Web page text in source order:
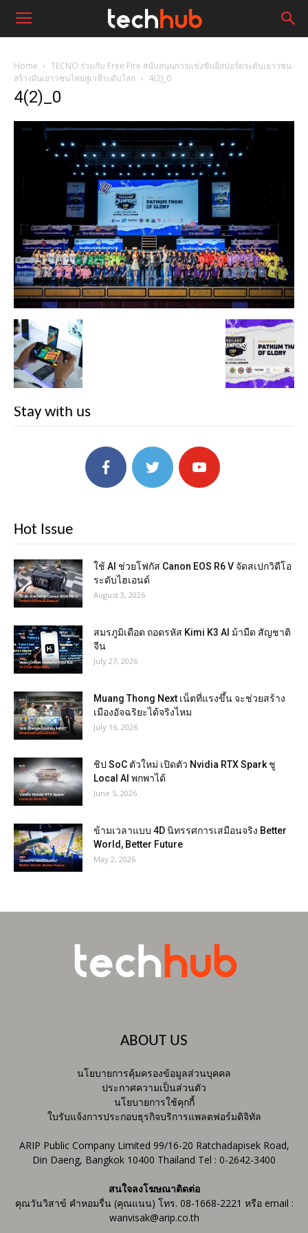
Home
TECNO ร่วมกับ Free Fire สนับสนุนการแข่งขันอีสปอร์ตระดับเยาวชน
สร้างฝันเยาวชนไทยสู่เวทีระดับโลก
4(2)_0
4(2)_0
Stay with us
Hot Issue
ใช้ AI ช่วยโฟกัส Canon EOS R6 V จัดสเปกวิดีโอ
ระดับไฮเอนด์
August 3, 2026
สมรภูมิเดือด ถอดรหัส Kimi K3 AI ม้ามืด สัญชาติ
จีน
July 27, 2026
Muang Thong Next เน็ตที่แรงขึ้น จะช่วยสร้าง
เมืองอัจฉริยะได้จริงไหม
July 16, 2026
ชิป SoC ตัวใหม่ เปิดตัว Nvidia RTX Spark ชู
Local AI พกพาได้
June 5, 2026
ข้ามเวลาแบบ 4D นิทรรศการเสมือนจริง Better
World, Better Future
May 2, 2026
ABOUT US
นโยบายการคุ้มครองข้อมูลส่วนบุคคล
ประกาศความเป็นส่วนตัว
นโยบายการใช้คุกกี้
ใบรับแจ้งการประกอบธุรกิจบริการแพลตฟอร์มดิจิทัล
ARIP Public Company Limited 99/16-20 Ratchadapisek Road,
Din Daeng, Bangkok 10400 Thailand Tel : 0-2642-3400
สนใจลงโฆษณาติดต่อ
คุณวันวิสาข์ คำหอมรื่น (คุณแนน) โทร. 08-1668-2221 หรือ email :
wanvisak@arip.co.th